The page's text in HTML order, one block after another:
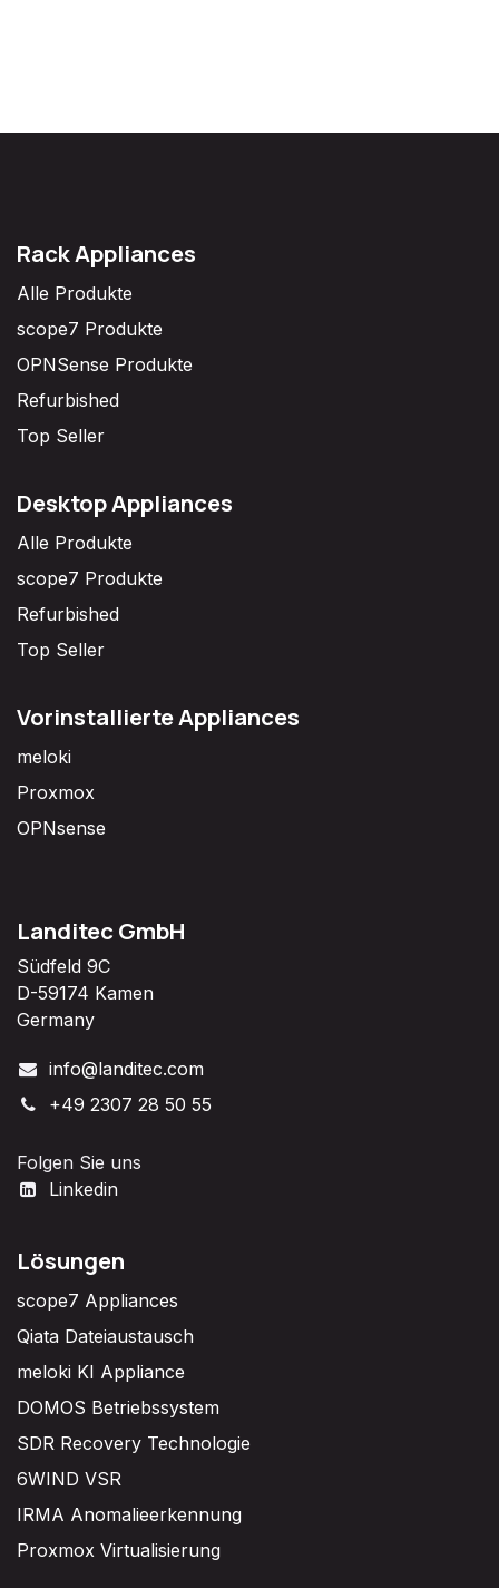
Rack Appliances
Alle Produkte
scope7 Produkte
OPNSense Produkte
Refurbished
Top Seller
Desktop Appliances
Alle Produkte
scope7 Produkte
Refurbished
Top Seller
Vorinstallierte Appliances
meloki
Proxmox
OPNsense
Landitec GmbH
Südfeld 9C
D-59174 Kamen
Germany
info@landitec.com
+49 2307 28 50 55
Folgen Sie uns
Linkedin
Lösungen
scope7 Appliances
Qiata Dateiaustausch
meloki KI Appliance
DOMOS Betriebssystem
SDR Recovery Technologie
6WIND VSR
IRMA Anomalieerkennung
Proxmox Virtualisierung